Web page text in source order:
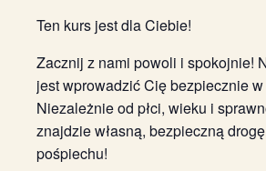
Ten kurs jest dla Ciebie!
Zacznij z nami powoli i spokojnie!
jest wprowadzić Cię bezpiecznie
Niezależnie od płci, wieku i
znajdzie własną, bezpieczną
pośpiechu!